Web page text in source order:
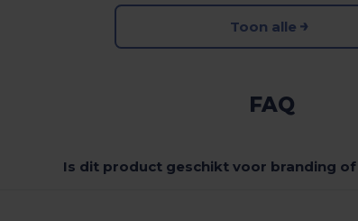
Toon alle
FAQ
Is dit product geschikt voor branding